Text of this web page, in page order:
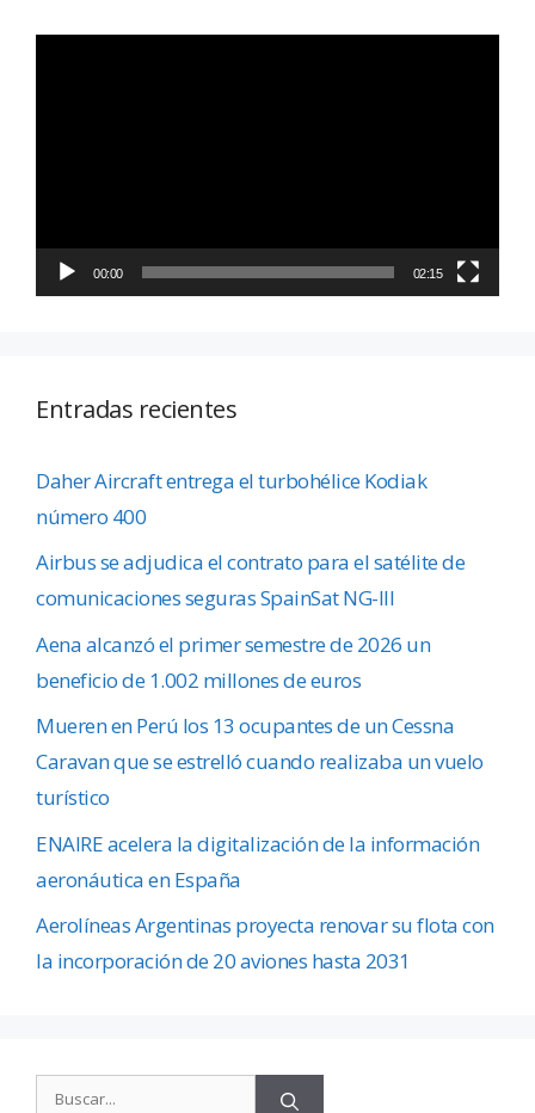
00:00 02:15
Entradas recientes
Daher Aircraft entrega el turbohélice Kodiak
número 400
Airbus se adjudica el contrato para el satélite de
comunicaciones seguras SpainSat NG-III
Aena alcanzó el primer semestre de 2026 un
beneficio de 1.002 millones de euros
Mueren en Perú los 13 ocupantes de un Cessna
Caravan que se estrelló cuando realizaba un vuelo
turístico
ENAIRE acelera la digitalización de la información
aeronáutica en España
Aerolíneas Argentinas proyecta renovar su flota con
la incorporación de 20 aviones hasta 2031